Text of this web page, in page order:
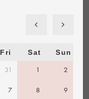
Fri Sat Sun
31 1 2
7 8 9